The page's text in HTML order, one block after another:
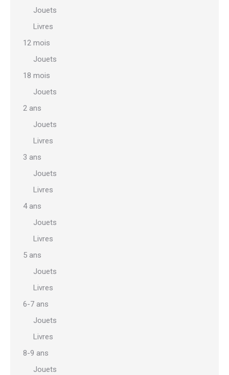
Jouets
Livres
12 mois
Jouets
18 mois
Jouets
2 ans
Jouets
Livres
3 ans
Jouets
Livres
4 ans
Jouets
Livres
5 ans
Jouets
Livres
6-7 ans
Jouets
Livres
8-9 ans
Jouets